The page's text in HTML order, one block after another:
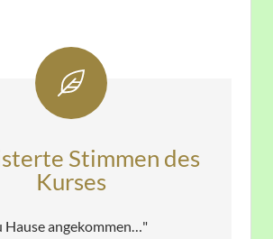
Stimmen des
Kurses
Hause angekommen…"